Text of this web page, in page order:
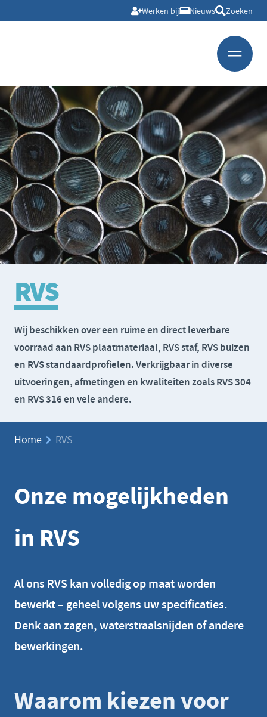
Werken bij Nieuws Zoeken
RVS
Wij beschikken over een ruime en direct leverbare
voorraad aan RVS plaatmateriaal, RVS staf, RVS buizen
en RVS standaardprofielen. Verkrijgbaar in diverse
uitvoeringen, afmetingen en kwaliteiten zoals RVS 304
en RVS 316 en vele andere.
Home RVS
Onze mogelijkheden
in RVS
Al ons RVS kan volledig op maat worden
bewerkt – geheel volgens uw specificaties.
Denk aan zagen, waterstraalsnijden of andere
bewerkingen.
Waarom kiezen voor